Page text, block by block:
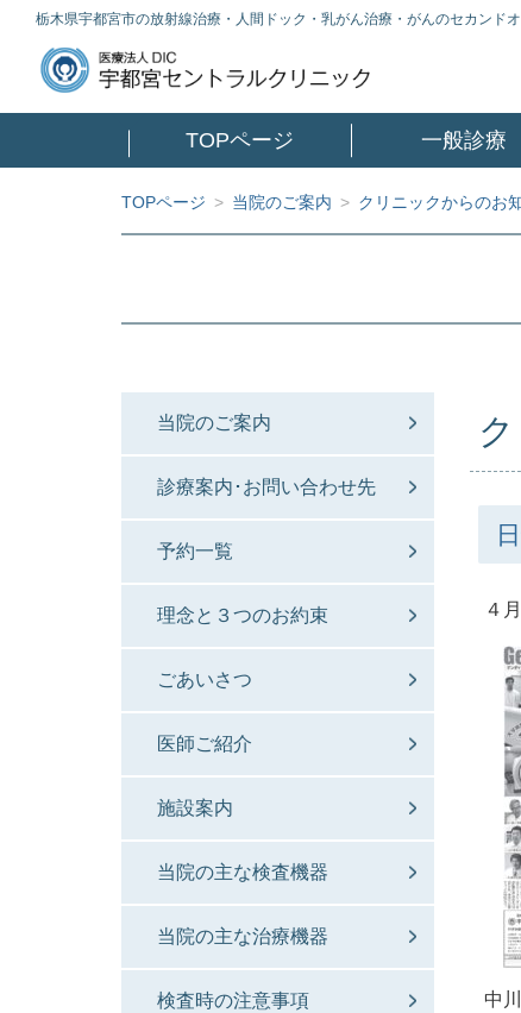
栃木県宇都宮市の放射線治療・人間ドック・乳がん治療・がんのセカンド
TOPページ 一般診療
TOPページ > 当院のご案内 > クリニックからのお
４
中
当院のご案内
診療案内･お問い合わせ先
予約一覧
理念と３つのお約束
ごあいさつ
医師ご紹介
施設案内
当院の主な検査機器
当院の主な治療機器
検査時の注意事項